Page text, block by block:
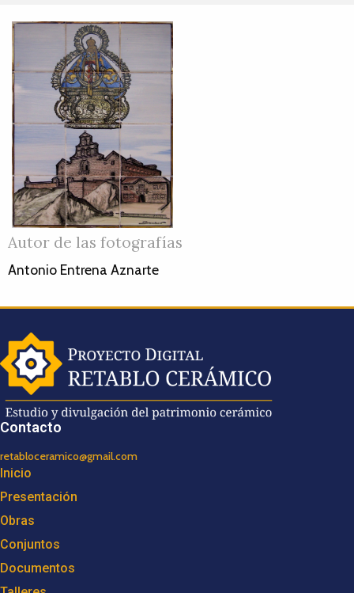
Autor de las fotografías
Antonio Entrena Aznarte
Contacto
retabloceramico@gmail.com
Inicio
Presentación
Obras
Conjuntos
Documentos